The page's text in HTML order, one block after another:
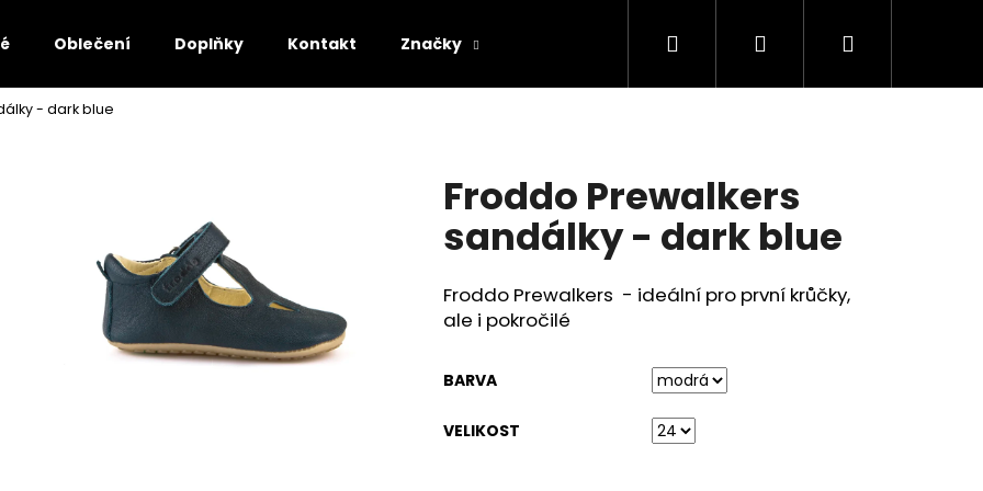
Oblečení Doplňky Kontakt Značky Hledat PřihlášeníNákupní
- dark blue
Froddo Prewalkers
sandálky - dark blue
Froddo Prewalkers - ideální pro první krůčky,
ale i pokročilé
BARVA
VELIKOST
Co potřebujete najít?
Doporučujeme